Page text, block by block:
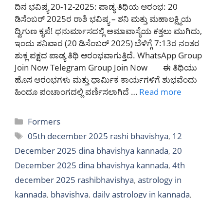
ದಿನ ಭವಿಷ್ಯ 20-12-2025: ಪಾಡ್ಯ ತಿಥಿಯ ಆರಂಭ: 20
ಡಿಸೆಂಬರ್ 2025ರ ರಾಶಿ ಭವಿಷ್ಯ – ಶನಿ ಮತ್ತು ಮಹಾಲಕ್ಷ್ಮಿಯ
ದ್ವಿಗುಣ ಕೃಪೆ! ಧನುರ್ಮಾಸದಲ್ಲಿ ಅಮಾವಾಸ್ಯೆಯ ಕತ್ತಲು ಮುಗಿದು,
ಇಂದು ಶನಿವಾರ (20 ಡಿಸೆಂಬರ್ 2025) ಬೆಳಿಗ್ಗೆ 7:13ರ ನಂತರ
ಶುಕ್ಲ ಪಕ್ಷದ ಪಾಡ್ಯ ತಿಥಿ ಆರಂಭವಾಗುತ್ತಿದೆ. WhatsApp Group
Join Now Telegram Group Join Now ಈ ತಿಥಿಯು
ಹೊಸ ಆರಂಭಗಳು ಮತ್ತು ಧಾರ್ಮಿಕ ಕಾರ್ಯಗಳಿಗೆ ಶುಭವೆಂದು
ಹಿಂದೂ ಪಂಚಾಂಗದಲ್ಲಿ ವರ್ಣಿಸಲಾಗಿದೆ … Read more
Categories
Formers
Tags
05th december 2025 rashi bhavishya, 12
December 2025 dina bhavishya kannada, 20
December 2025 dina bhavishya kannada, 4th
december 2025 rashibhavishya, astrology in
kannada, bhavishya, daily astrology in kannada,